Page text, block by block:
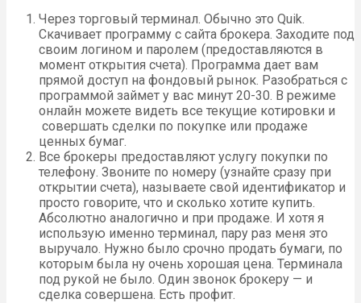
Через торговый терминал. Обычно это Quik.
Скачивает программу с сайта брокера. Заходите под
своим логином и паролем (предоставляются в
момент открытия счета). Программа дает вам
прямой доступ на фондовый рынок. Разобраться с
программой займет у вас минут 20-30. В режиме
онлайн можете видеть все текущие котировки и
совершать сделки по покупке или продаже
ценных бумаг.
Все брокеры предоставляют услугу покупки по
телефону. Звоните по номеру (узнайте сразу при
открытии счета), называете свой идентификатор и
просто говорите, что и сколько хотите купить.
Абсолютно аналогично и при продаже. И хотя я
использую именно терминал, пару раз меня это
выручало. Нужно было срочно продать бумаги, по
которым была ну очень хорошая цена. Терминала
под рукой не было. Один звонок брокеру — и
сделка совершена. Есть профит.